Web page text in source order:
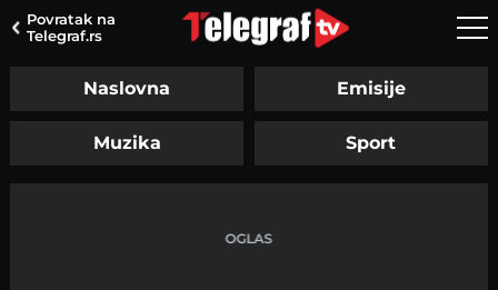
Povratak na
Telegraf.rs
Naslovna Emisije
Muzika Sport